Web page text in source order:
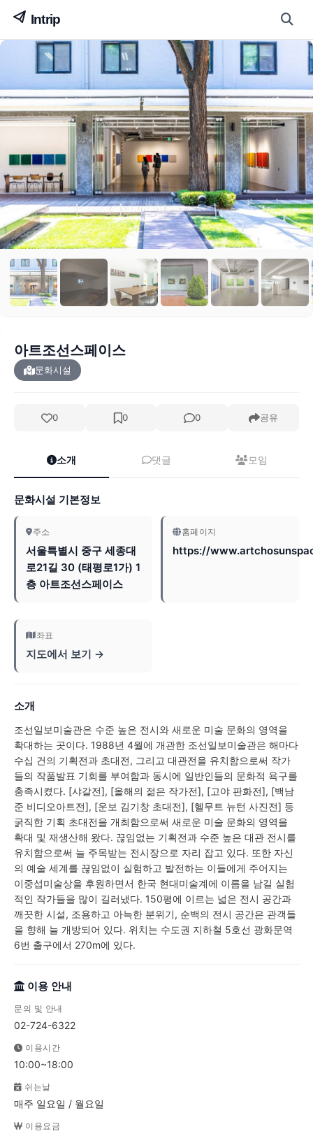
아트조선스페이스
문화시설
0 0 0 공유
소개 댓글 모임
문화시설 기본정보
주소
서울특별시 중구 세종대
로21길 30 (태평로1가) 1
층 아트조선스페이스
홈페이지
https://
좌표
지도에서 보기 →
소개
조선일보미술관은 수준 높은 전시와 새로운 미술 문화의 영역을
확대하는 곳이다. 1988년 4월에 개관한 조선일보미술관은 해마다
수십 건의 기획전과 초대전, 그리고 대관전을 유치함으로써 작가
들의 작품발표 기회를 부여함과 동시에 일반인들의 문화적 욕구를
충족시켰다. [샤갈전], [올해의 젊은 작가전], [고야 판화전], [백남
준 비디오아트전], [운보 김기창 초대전], [헬무트 뉴턴 사진전] 등
굵직한 기획 초대전을 개최함으로써 새로운 미술 문화의 영역을
확대 및 재생산해 왔다. 끊임없는 기획전과 수준 높은 대관 전시를
유치함으로써 늘 주목받는 전시장으로 자리 잡고 있다. 또한 자신
의 예술 세계를 끊임없이 실험하고 발전하는 이들에게 주어지는
이중섭미술상을 후원하면서 한국 현대미술계에 이름을 남길 실험
적인 작가들을 많이 길러냈다. 150평에 이르는 넓은 전시 공간과
깨끗한 시설, 조용하고 아늑한 분위기, 순백의 전시 공간은 관객들
을 향해 늘 개방되어 있다. 위치는 수도권 지하철 5호선 광화문역
6번 출구에서 270m에 있다.
이용 안내
문의 및 안내
02-724-6322
이용시간
10:00~18:00
쉬는날
매주 일요일 / 월요일
이용요금